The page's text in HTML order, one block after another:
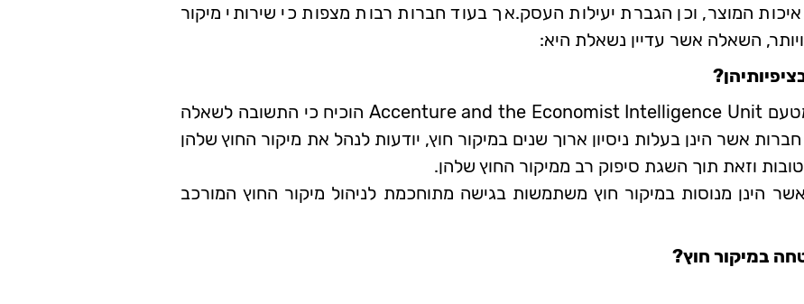
המוצר, וכן הגברת יעילות העסק.אך בעוד חברות רבות מצפות כי שירותי מיקור
ויותר, השאלה אשר עדיין נשאלת היא:
ובכן, סקר חדש ורב משתתפים מטעם Accenture and the Economist Intelligence Unit הוכיח כי התשובה לשאלה
אשר הינן בעלות ניסיון ארוך שנים במיקור חוץ, יודעות לנהל את מיקור החוץ שלהן
וזאת תוך השגת סיפוק רב ממיקור החוץ שלהן.
הינן מנוסות במיקור חוץ משתמשות בגישה מתוחכמת לניהול מיקור החוץ המורכב
במיקור חוץ?